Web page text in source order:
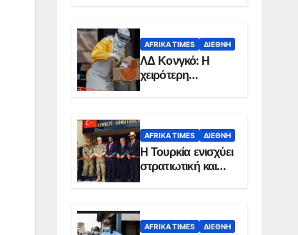
AFRIKA TIMES ΔΙΕΘΝΉ
ΛΔ Κονγκό: Η
χειρότερη
επιδημία Έμπολα
χώρας
AFRIKA TIMES ΔΙΕΘΝΉ
Η Τουρκία ενισχύει
στρατιωτική και
ενεργειακή
Σομαλία
AFRIKA TIMES ΔΙΕΘΝΉ